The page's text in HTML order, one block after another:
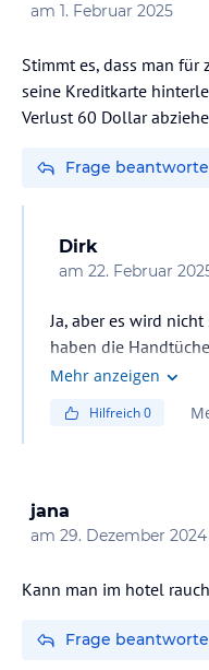
am 1. Februar 2025
Stimmt es, dass man
seine Kreditkarte
Verlust 60 Dollar
Frage
Dirk
am 22. Februar
Ja, aber es wird
haben die
nichts abgebucht.
Mehr anzeigen
Hilfreich0
jana
am 29. Dezember 2024
Kann man im hotel
Frage